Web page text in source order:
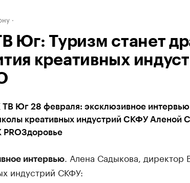
Юг: Туризм станет
креативных
Юг 28 февраля: эксклюзивное
креативных индустрий СКФУ Аленой
PROЗдоровье
интервью. Алена Садыкова,
индустрий СКФУ: